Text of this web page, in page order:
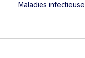
Maladies